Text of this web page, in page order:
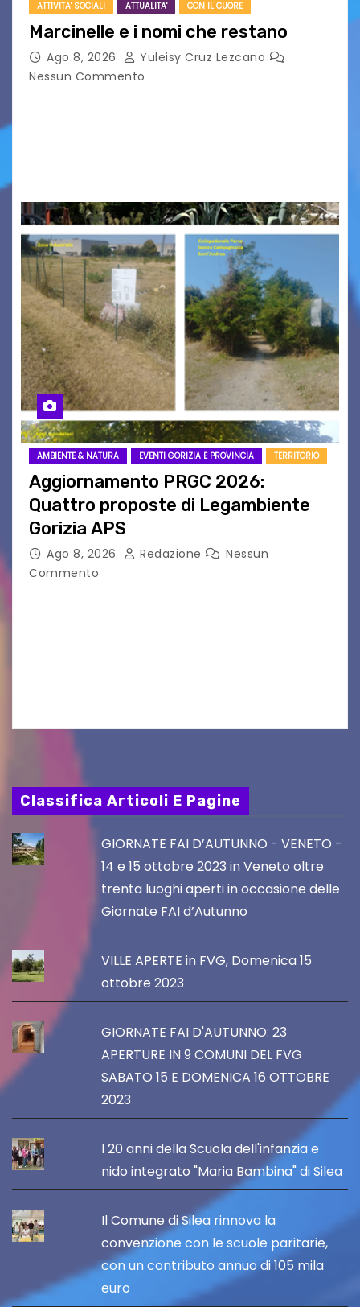
ATTIVITA' SOCIALI ATTUALITA' CON IL CUORE
Marcinelle e i nomi che restano
Ago 8, 2026
Yuleisy Cruz Lezcano
Nessun Commento
AMBIENTE & NATURA EVENTI GORIZIA E PROVINCIA TERRITORIO
Aggiornamento PRGC 2026:
Quattro proposte di Legambiente
Gorizia APS
Ago 8, 2026 Redazione
Nessun
Commento
Classifica Articoli E Pagine
GIORNATE FAI D’AUTUNNO - VENETO -
14 e 15 ottobre 2023 in Veneto oltre
trenta luoghi aperti in occasione delle
Giornate FAI d’Autunno
VILLE APERTE in FVG, Domenica 15
ottobre 2023
GIORNATE FAI D'AUTUNNO: 23
APERTURE IN 9 COMUNI DEL FVG
SABATO 15 E DOMENICA 16 OTTOBRE
2023
I 20 anni della Scuola dell'infanzia e
nido integrato "Maria Bambina" di Silea
Il Comune di Silea rinnova la
convenzione con le scuole paritarie,
con un contributo annuo di 105 mila
euro